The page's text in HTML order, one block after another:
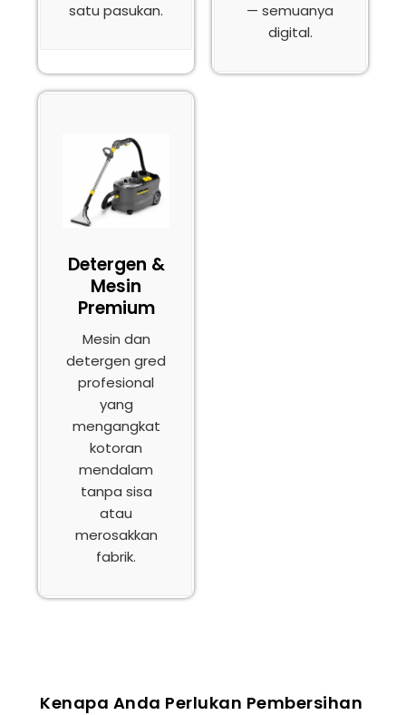
satu pasukan.
— semuanya
digital.
Detergen &
Mesin
Premium
Mesin dan
detergen gred
profesional
yang
mengangkat
kotoran
mendalam
tanpa sisa
atau
merosakkan
fabrik.
Kenapa Anda Perlukan Pembersihan